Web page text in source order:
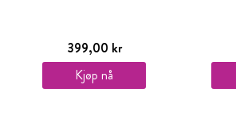
399,00 kr
Kjøp nå